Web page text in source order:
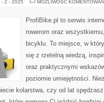
- 2 - 2025 MOŻLIWOŚĆ
ProfiBike.pl to serwis
rowerom oraz
bicyklu. To miejsce, w
się z rzetelną wiedzą,
oraz praktycznymi
poziomie umiejętności.
kolarstwa, czy od lat